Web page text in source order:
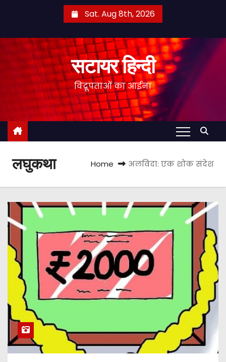
n
Sat. Aug 8th, 2026
सटायर हिन्दी
विद्रूपताओं का आईना
लघुकथा Home अलविदा: एक शोक संदेश